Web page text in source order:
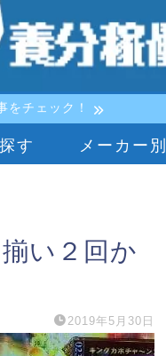
をチェック！
す メーカー別
い２回か
2019年5月30日